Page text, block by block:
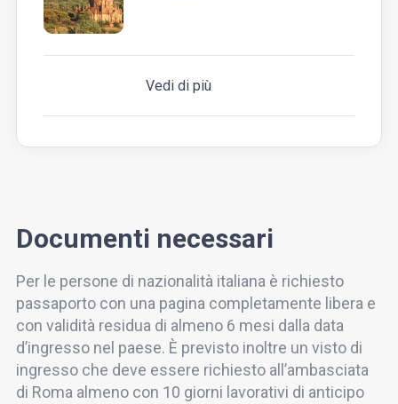
Documenti necessari
Per le persone di nazionalità italiana è richiesto
passaporto con una pagina completamente libera e
con validità residua di almeno 6 mesi dalla data
d’ingresso nel paese. È previsto inoltre un visto di
ingresso che deve essere richiesto all’ambasciata
di Roma almeno con 10 giorni lavorativi di anticipo
Vedi di più